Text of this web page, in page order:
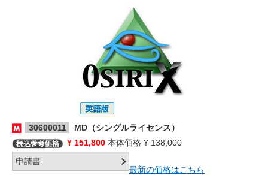
30600011
MD（シングルライセンス）
¥ 151,800 本体価格 ¥ 138,000
最新の価格はこちら